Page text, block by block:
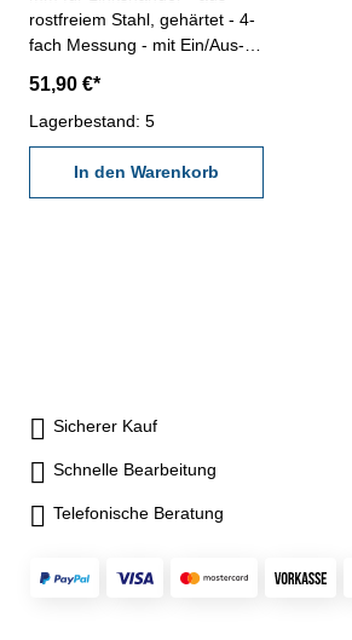
rostfreiem Stahl, gehärtet - 4-
fach Messung - mit Ein/Aus-,
ABS-Funktion - Ablesung 0,01
mm - Genauigkeit 0,03 mm -
Datenausgang RS232C (RB5)
- im Behältnis/Kasten
Messbereich 0-150 mm
51,90 €*
Lagerbestand: 5
In den Warenkorb
Sicherer Kauf
Schnelle Bearbeitung
Telefonische Beratung